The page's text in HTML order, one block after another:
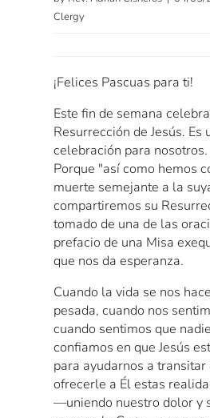
Clergy
¡Felices Pascuas para ti!
Este fin de semana
Resurrección de Jesús. Es
celebración para nosotros.
Porque "así como hemos
muerte semejante a la
compartiremos su
tomado de una de las
prefacio de una Misa
que nos da esperanza.
Cuando la vida se nos
pesada, cuando nos
cuando sentimos que
confiamos en que Jesús
para ayudarnos a transitar
ofrecerle a Él estas
—uniendo nuestro dolor y